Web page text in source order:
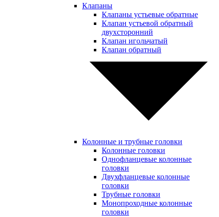
Клапаны
Клапаны устьевые обратные
Клапан устьевой обратный
двухсторонний
Клапан игольчатый
Клапан обратный
Колонные и трубные головки
Колонные головки
Однофланцевые колонные
головки
Двухфланцевые колонные
головки
Трубные головки
Монопроходные колонные
головки